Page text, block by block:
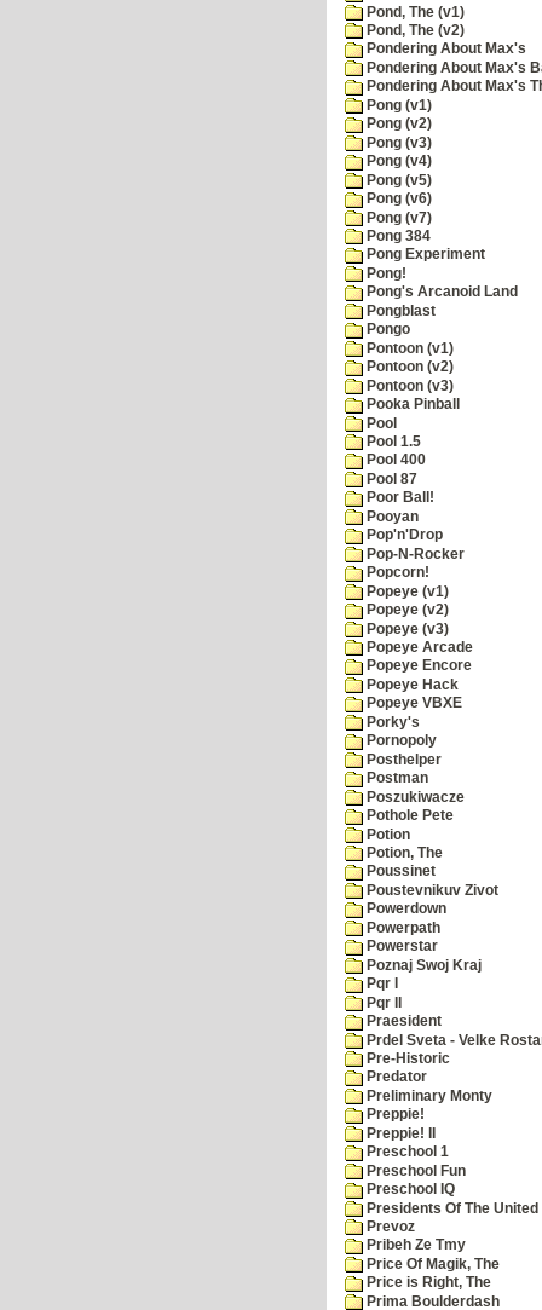
Pond, The (v1)
Pond, The (v2)
Pondering About Max's
Pondering About Max's
Pondering About Max's
Pong (v1)
Pong (v2)
Pong (v3)
Pong (v4)
Pong (v5)
Pong (v6)
Pong (v7)
Pong 384
Pong Experiment
Pong!
Pong's Arcanoid Land
Pongblast
Pongo
Pontoon (v1)
Pontoon (v2)
Pontoon (v3)
Pooka Pinball
Pool
Pool 1.5
Pool 400
Pool 87
Poor Ball!
Pooyan
Pop'n'Drop
Pop-N-Rocker
Popcorn!
Popeye (v1)
Popeye (v2)
Popeye (v3)
Popeye Arcade
Popeye Encore
Popeye Hack
Popeye VBXE
Porky's
Pornopoly
Posthelper
Postman
Poszukiwacze
Pothole Pete
Potion
Potion, The
Poussinet
Poustevnikuv Zivot
Powerdown
Powerpath
Powerstar
Poznaj Swoj Kraj
Pqr I
Pqr II
Praesident
Prdel Sveta - Velke
Pre-Historic
Predator
Preliminary Monty
Preppie!
Preppie! II
Preschool 1
Preschool Fun
Preschool IQ
Presidents Of The
Prevoz
Pribeh Ze Tmy
Price Of Magik, The
Price is Right, The
Prima Boulderdash